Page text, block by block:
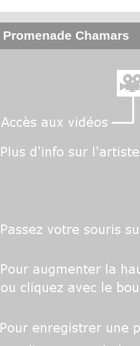
Promenade Chamars